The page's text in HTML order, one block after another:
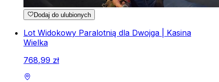
Dodaj do ulubionych
Lot Widokowy Paralotnią dla Dwojga | Kasina
Wielka
768,99 zł